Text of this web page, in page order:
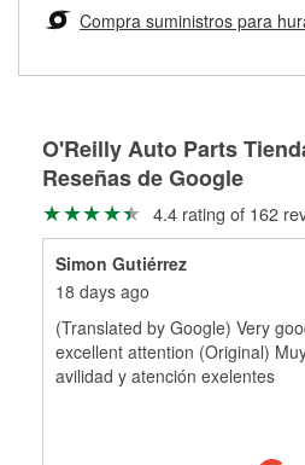
Más información sobre el
medirán tus tambores o discos
ser rectificados con seguridad. Si
partes de reemplazo correctas
Compra suministros para
O'Reilly Auto Parts
Reseñas de Google
4.4 rating of 162
Simon Gutiérrez
18 days ago
(Translated by Google) Very
excellent attention (Original)
avilidad y atención exelentes